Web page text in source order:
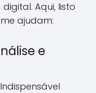
Aqui, listo
ajudam:
e
Indispensável